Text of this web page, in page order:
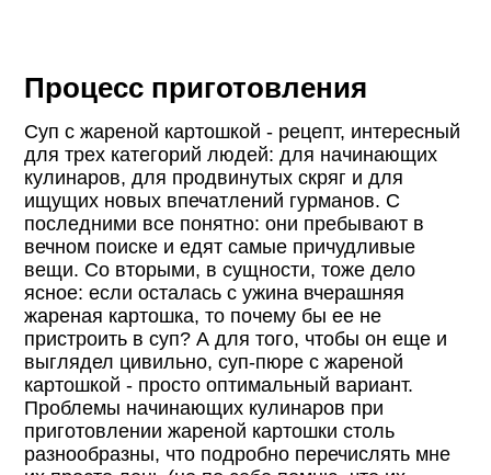
Процесс приготовления
Суп с жареной картошкой - рецепт, интересный
для трех категорий людей: для начинающих
кулинаров, для продвинутых скряг и для
ищущих новых впечатлений гурманов. С
последними все понятно: они пребывают в
вечном поиске и едят самые причудливые
вещи. Со вторыми, в сущности, тоже дело
ясное: если осталась с ужина вчерашняя
жареная картошка, то почему бы ее не
пристроить в суп? А для того, чтобы он еще и
выглядел цивильно, суп-пюре с жареной
картошкой - просто оптимальный вариант.
Проблемы начинающих кулинаров при
приготовлении жареной картошки столь
разнообразны, что подробно перечислять мне